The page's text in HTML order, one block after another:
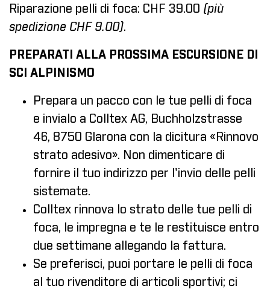
Riparazione pelli di foca: CHF 39.00 (più
spedizione CHF 9.00).
PREPARATI ALLA PROSSIMA ESCURSIONE DI
SCI ALPINISMO
Prepara un pacco con le tue pelli di foca
e invialo a Colltex AG, Buchholzstrasse
46, 8750 Glarona con la dicitura «Rinnovo
strato adesivo». Non dimenticare di
fornire il tuo indirizzo per l'invio delle pelli
sistemate.
Colltex rinnova lo strato delle tue pelli di
foca, le impregna e te le restituisce entro
due settimane allegando la fattura.
Se preferisci, puoi portare le pelli di foca
al tuo rivenditore di articoli sportivi; ci